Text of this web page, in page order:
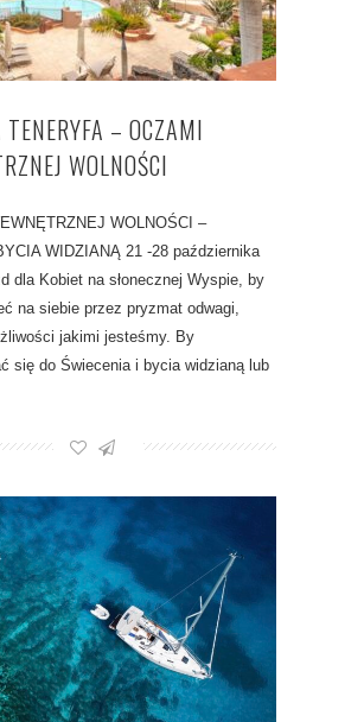
TENERYFA – OCZAMI
WOLNOŚCI
WOLNOŚCI –
WIDZIANĄ 21 -28 października
dla Kobiet na słonecznej Wyspie, by
na siebie przez pryzmat odwagi,
jakimi jesteśmy. By
się do Świecenia i bycia widzianą lub